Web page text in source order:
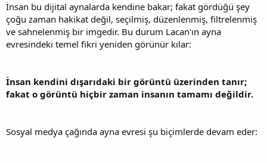
İnsan bu dijital aynalarda kendine bakar; fakat gördüğü şey
çoğu zaman hakikat değil, seçilmiş, düzenlenmiş, filtrelenmiş
ve sahnelenmiş bir imgedir. Bu durum Lacan'ın ayna
evresindeki temel fikri yeniden görünür kılar:
İnsan kendini dışarıdaki bir görüntü üzerinden tanır;
fakat o görüntü hiçbir zaman insanın tamamı değildir.
Sosyal medya çağında ayna evresi şu biçimlerde devam eder: